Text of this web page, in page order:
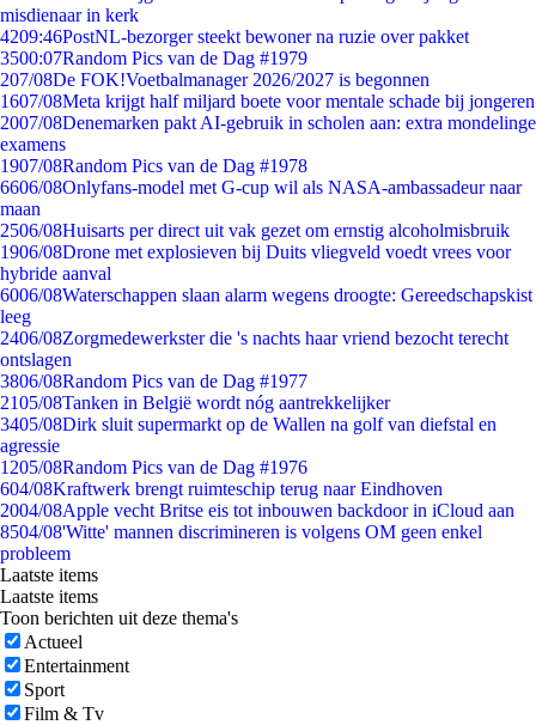
misdienaar in kerk
4209:46PostNL-bezorger steekt bewoner na ruzie over pakket
3500:07Random Pics van de Dag #1979
207/08De FOK!Voetbalmanager 2026/2027 is begonnen
1607/08Meta krijgt half miljard boete voor mentale schade bij jongeren
2007/08Denemarken pakt AI-gebruik in scholen aan: extra mondelinge
examens
1907/08Random Pics van de Dag #1978
6606/08Onlyfans-model met G-cup wil als NASA-ambassadeur naar
maan
2506/08Huisarts per direct uit vak gezet om ernstig alcoholmisbruik
1906/08Drone met explosieven bij Duits vliegveld voedt vrees voor
hybride aanval
6006/08Waterschappen slaan alarm wegens droogte: Gereedschapskist
leeg
2406/08Zorgmedewerkster die 's nachts haar vriend bezocht terecht
ontslagen
3806/08Random Pics van de Dag #1977
2105/08Tanken in België wordt nóg aantrekkelijker
3405/08Dirk sluit supermarkt op de Wallen na golf van diefstal en
agressie
1205/08Random Pics van de Dag #1976
604/08Kraftwerk brengt ruimteschip terug naar Eindhoven
2004/08Apple vecht Britse eis tot inbouwen backdoor in iCloud aan
8504/08'Witte' mannen discrimineren is volgens OM geen enkel
probleem
Laatste items
Laatste items
Toon berichten uit deze thema's
Actueel
Entertainment
Sport
Film & Tv